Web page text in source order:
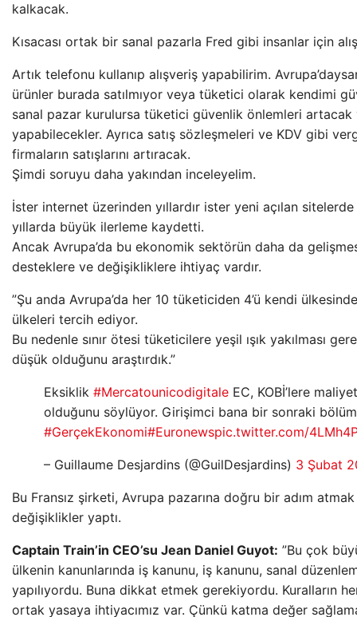
kalkacak.
Kısacası ortak bir sanal pazarla Fred gibi insanlar için
Artık telefonu kullanıp alışveriş yapabilirim.
ürünler burada satılmıyor veya tüketici olarak kendimi
sanal pazar kurulursa tüketici güvenlik önlemleri artacak
yapabilecekler. Ayrıca satış sözleşmeleri ve KDV gibi
firmaların satışlarını artıracak.
Şimdi soruyu daha yakından inceleyelim.
İster internet üzerinden yıllardır ister yeni açılan
yıllarda büyük ilerleme kaydetti.
Ancak Avrupa’da bu ekonomik sektörün daha da
desteklere ve değişikliklere ihtiyaç vardır.
”Şu anda Avrupa’da her 10 tüketiciden 4’ü kendi
ülkeleri tercih ediyor.
Bu nedenle sınır ötesi tüketicilere yeşil ışık yakılması
düşük olduğunu araştırdık.”
Eksiklik #Mercatounicodigitale EC, KOBİ’lere
olduğunu söylüyor. Girişimci bana bir sonraki
#GerçekEkonomi#Euronewspic.twitter.com/
– Guillaume Desjardins (@GuilDesjardins) 3 Şubat
Bu Fransız şirketi, Avrupa pazarına doğru bir adım
değişiklikler yaptı.
Captain Train’in CEO’su Jean Daniel Guyot: ”Bu çok
ülkenin kanunlarında iş kanunu, iş kanunu, sanal
yapılıyordu. Buna dikkat etmek gerekiyordu. Kuralların
ortak yasaya ihtiyacımız var. Çünkü katma değer